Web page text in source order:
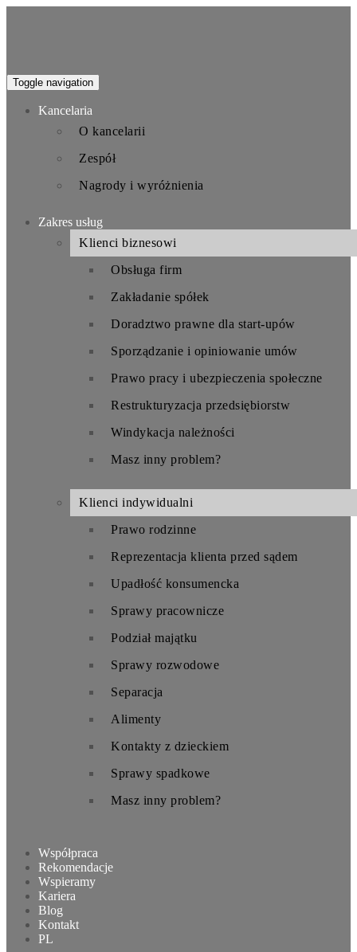
Toggle navigation
Kancelaria
O kancelarii
Zespół
Nagrody i wyróżnienia
Zakres usług
Klienci biznesowi
Obsługa firm
Zakładanie spółek
Doradztwo prawne dla start-upów
Sporządzanie i opiniowanie umów
Prawo pracy i ubezpieczenia społeczne
Restrukturyzacja przedsiębiorstw
Windykacja należności
Masz inny problem?
Klienci indywidualni
Prawo rodzinne
Reprezentacja klienta przed sądem
Upadłość konsumencka
Sprawy pracownicze
Podział majątku
Sprawy rozwodowe
Separacja
Alimenty
Kontakty z dzieckiem
Sprawy spadkowe
Masz inny problem?
Współpraca
Rekomendacje
Wspieramy
Kariera
Blog
Kontakt
PL